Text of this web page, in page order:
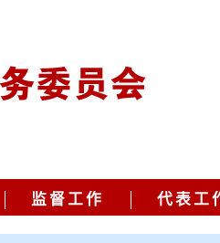
监督工作 代表工